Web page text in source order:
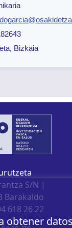
Bizkaia
S/N |
Barakaldo
618 26 22
obtener